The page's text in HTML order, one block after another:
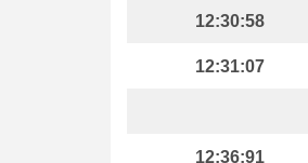
12:30:58
12:31:07